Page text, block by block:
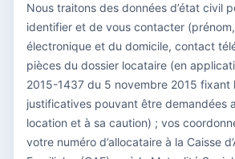
Nous traitons des données d’état civil
identifier et de vous contacter
électronique et du domicile, contact
pièces du dossier locataire (en
2015-1437 du 5 novembre 2015 fixant
justificatives pouvant être demandées
location et à sa caution) ; vos
votre numéro d’allocataire à la Caisse